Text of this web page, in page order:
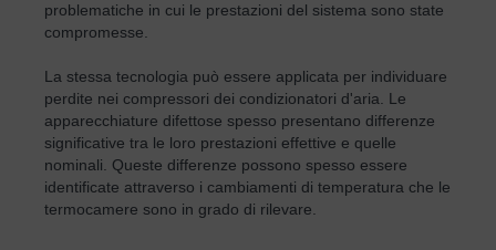
problematiche in cui le prestazioni del sistema sono state
compromesse.
La stessa tecnologia può essere applicata per individuare
perdite nei compressori dei condizionatori d'aria. Le
apparecchiature difettose spesso presentano differenze
significative tra le loro prestazioni effettive e quelle
nominali. Queste differenze possono spesso essere
identificate attraverso i cambiamenti di temperatura che le
termocamere sono in grado di rilevare.